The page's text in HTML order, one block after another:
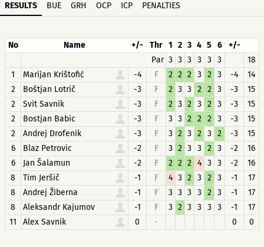
RESULTS BUE GRH OCP ICP PENALTIES
No Name +/- Thr 1 2 3 4 5 6
+/-
Par 3 3 3 3 3 3
18
1
Marijan Krištofić -4 F 2 2 2 3 2 3 -4
14
2
Boštjan Lotrič -3 F 2 3 3 2 2 3 -3
15
2
Svit Savnik -3 F 2 3 2 3 2 3 -3
15
2
Bostjan Babic -3 F 3 3 2 2 2 3 -3
15
2
Andrej Drofenik -3 F 3 2 3 2 3 2 -3
15
6
Blaz Petrovic -2 F 3 2 3 3 2 3 -2
16
6
Jan Šalamun -2 F 2 2 2 4 3 3 -2
16
8
Tim Jeršič -1 F 4 3 2 3 2 3 -1
17
8
Andrej Žiberna -1 F 3 3 3 3 2 3 -1
17
8
Aleksandr Kajumov -1 F 3 2 3 3 3 3 -1
17
11
Alex Savnik 0 - 0 0